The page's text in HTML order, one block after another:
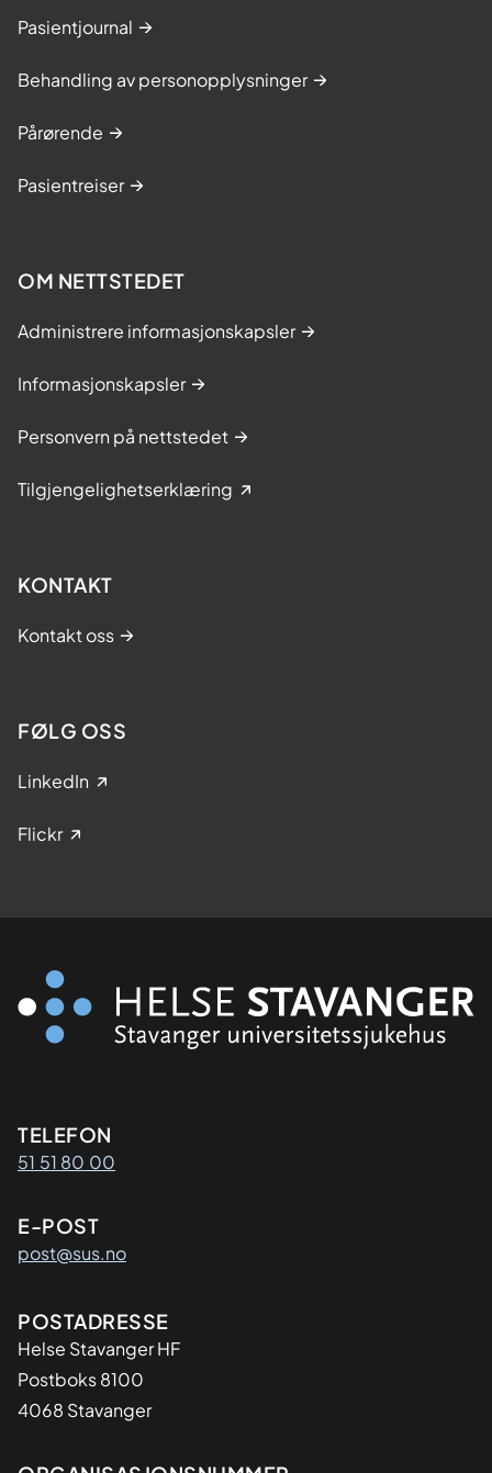
Pasientjournal
Behandling av personopplysninger
Pårørende
Pasientreiser
OM NETTSTEDET
Administrere informasjonskapsler
Informasjonskapsler
Personvern på nettstedet
Tilgjengelighetserklæring
KONTAKT
Kontakt oss
FØLG OSS
LinkedIn
Flickr
Kontaktinformasjon
TELEFON
51 51 80 00
E-POST
post@sus.no
Adresse
POSTADRESSE
Helse Stavanger HF
Postboks 8100
4068 Stavanger